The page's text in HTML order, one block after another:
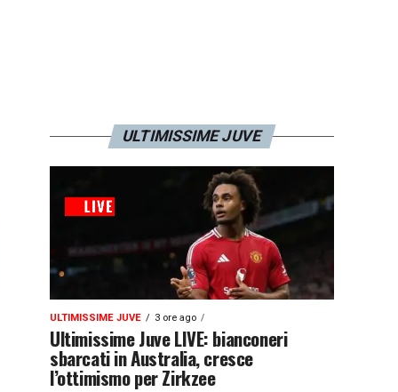
ULTIMISSIME JUVE
ULTIMISSIME JUVE 3 ore ago
Ultimissime Juve LIVE: bianconeri
sbarcati in Australia, cresce
l’ottimismo per Zirkzee